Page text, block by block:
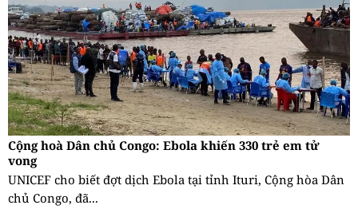
Cộng hoà Dân chủ Congo: Ebola khiến 330 trẻ em tử
vong
UNICEF cho biết đợt dịch Ebola tại tỉnh Ituri, Cộng hòa Dân
chủ Congo, đã...